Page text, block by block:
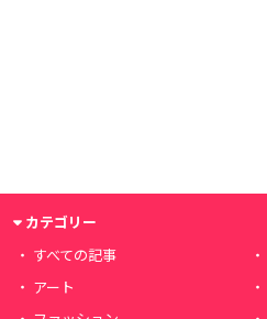
カテゴリー
すべての記事
アート